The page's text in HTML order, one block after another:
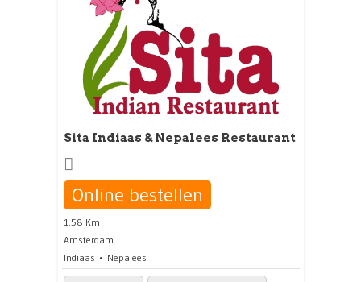
Sita Indiaas & Nepalees Restaurant
Online bestellen
1.58 Km
Amsterdam
Indiaas
Nepalees